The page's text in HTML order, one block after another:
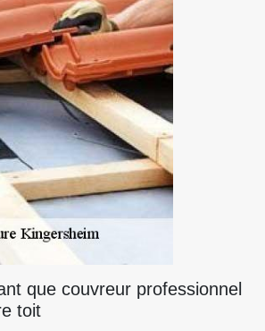
que couvreur professionnel
toit